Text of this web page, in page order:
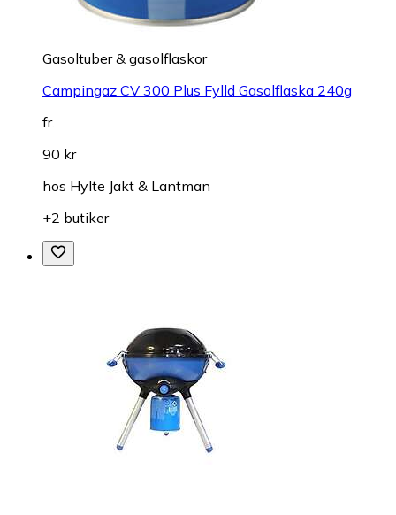
Gasoltuber & gasolflaskor
Campingaz CV 300 Plus Fylld Gasolflaska 240g
fr.
90 kr
hos Hylte Jakt & Lantman
+2 butiker